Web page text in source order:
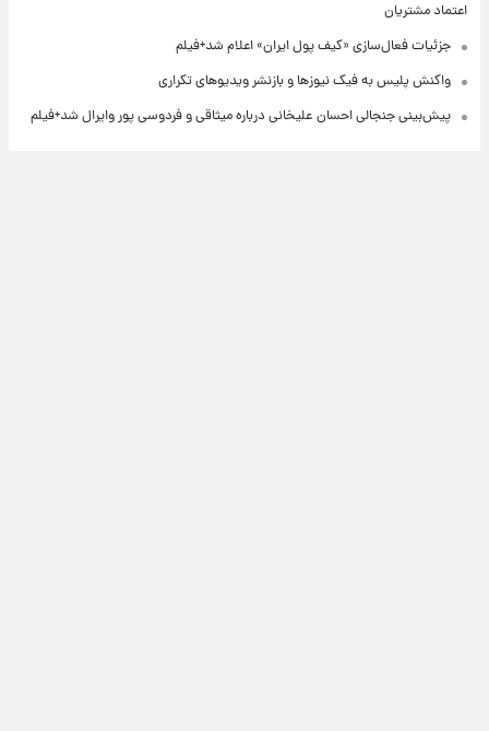
اعتماد مشتریان
جزئیات فعال‌سازی «کیف پول ایران» اعلام شد+فیلم
واکنش پلیس به فیک نیوزها و بازنشر ویدیوهای تکراری
پیش‌بینی جنجالی احسان علیخانی درباره میثاقی و فردوسی پور وایرال شد+فیلم